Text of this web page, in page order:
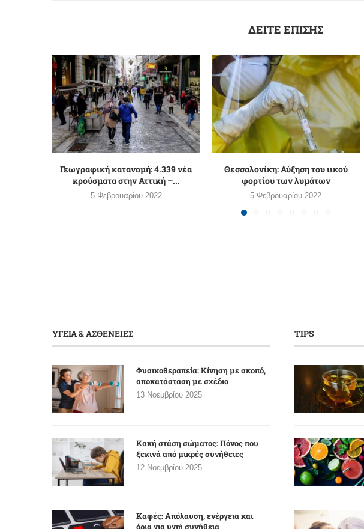
ΔΕΙΤΕ ΕΠΙΣΗΣ
Γεωγραφική κατανομή: 4.339 νέα
κρούσματα στην Αττική –...
5 Φεβρουαρίου 2022
Θεσσαλονίκη: Αύξηση του ιικού
φορτίου των λυμάτων
5 Φεβρουαρίου 2022
ΥΓΕΙΑ & ΑΣΘΕΝΕΙΕΣ
Φυσικοθεραπεία: Κίνηση με σκοπό,
αποκατάσταση με σχέδιο
13 Νοεμβρίου 2025
Κακή στάση σώματος: Πόνος που
ξεκινά από μικρές συνήθειες
12 Νοεμβρίου 2025
Καφές: Απόλαυση, ενέργεια και
όρια για υγιή συνήθεια
TIPS